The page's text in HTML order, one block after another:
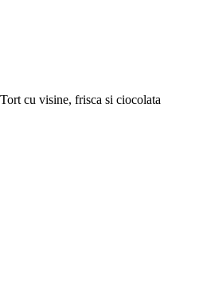
Tort cu visine, frisca si ciocolata